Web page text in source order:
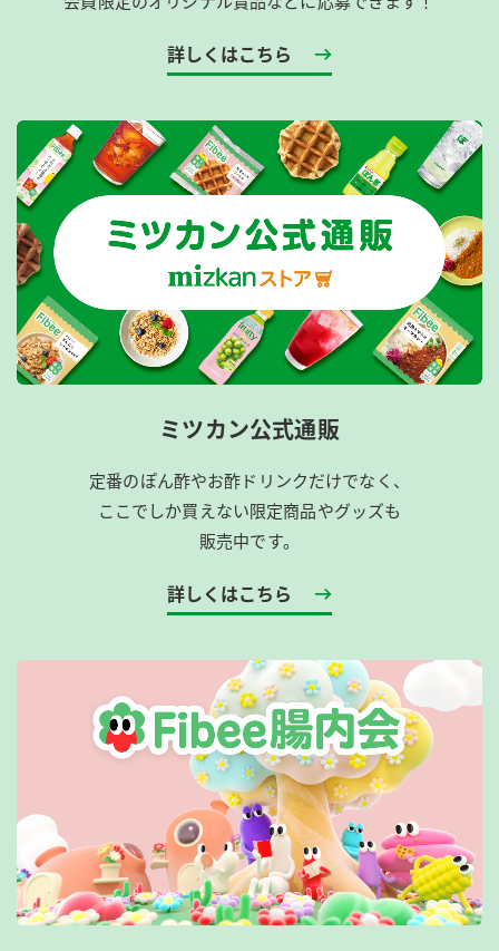
詳しくはこちら
ミツカン公式通販
定番のぽん酢やお酢ドリンクだけでなく、
ここでしか買えない限定商品やグッズも
販売中です。
詳しくはこちら